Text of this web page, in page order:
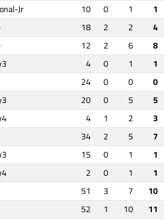
Jr 10 0 1 1
18 2 2 4
12 2 6 8
4 0 1 1
24 0 0 0
20 0 5 5
4 1 2 3
34 2 5 7
15 0 1 1
2 0 1 1
51 3 7 10
52 1 10 11